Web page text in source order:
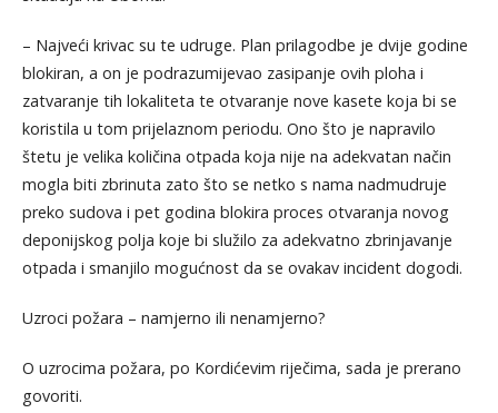
– Najveći krivac su te udruge. Plan prilagodbe je dvije godine
blokiran, a on je podrazumijevao zasipanje ovih ploha i
zatvaranje tih lokaliteta te otvaranje nove kasete koja bi se
koristila u tom prijelaznom periodu. Ono što je napravilo
štetu je velika količina otpada koja nije na adekvatan način
mogla biti zbrinuta zato što se netko s nama nadmudruje
preko sudova i pet godina blokira proces otvaranja novog
deponijskog polja koje bi služilo za adekvatno zbrinjavanje
otpada i smanjilo mogućnost da se ovakav incident dogodi.
Uzroci požara – namjerno ili nenamjerno?
O uzrocima požara, po Kordićevim riječima, sada je prerano
govoriti.